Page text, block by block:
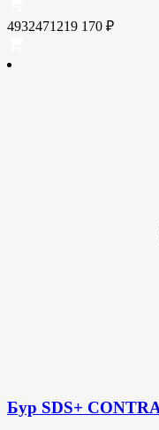
4932471219 170 ₽
Бур SDS+